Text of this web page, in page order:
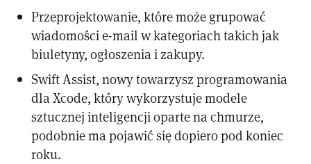
Przeprojektowanie, które może grupować
wiadomości e-mail w kategoriach takich jak
biuletyny, ogłoszenia i zakupy.
Swift Assist, nowy towarzysz programowania
dla Xcode, który wykorzystuje modele
sztucznej inteligencji oparte na chmurze,
podobnie ma pojawić się dopiero pod koniec
roku.